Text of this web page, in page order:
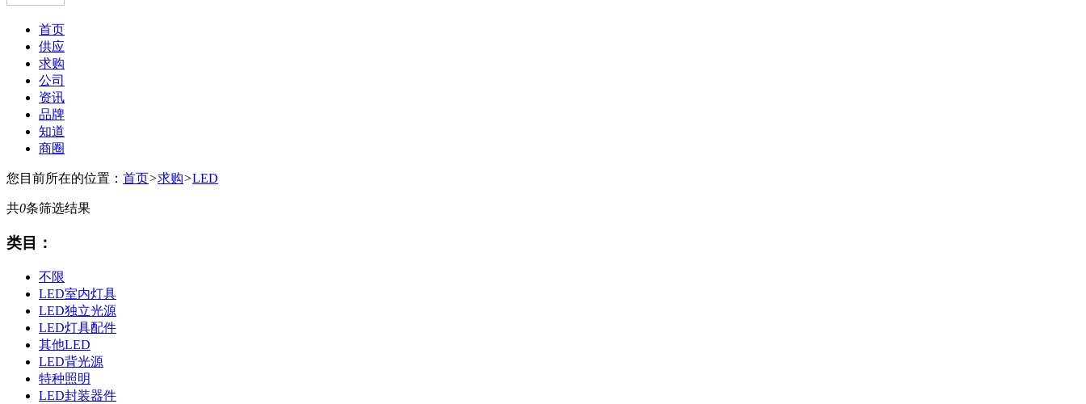
首页
供应
求购
公司
资讯
品牌
知道
商圈
您目前所在的位置： 首页>求购>LED
共0条筛选结果
类目：
不限
LED室内灯具
LED独立光源
LED灯具配件
其他LED
LED背光源
特种照明
LED封装器件